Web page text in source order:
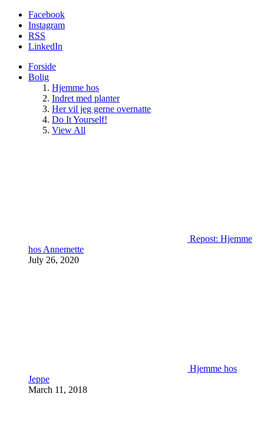
Facebook
Instagram
RSS
LinkedIn
Forside
Bolig
Hjemme hos
Indret med planter
Her vil jeg gerne overnatte
Do It Yourself!
View All
Repost: Hjemme
hos Annemette
July 26, 2020
Hjemme hos
Jeppe
March 11, 2018